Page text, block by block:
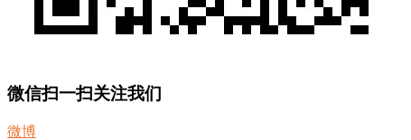
微信扫一扫关注我们
微博